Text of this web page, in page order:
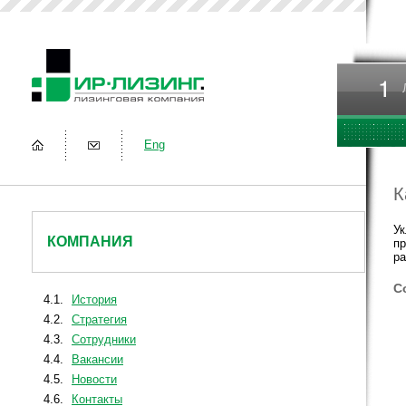
Eng
КОМПАНИЯ
4.1.
История
4.2.
Стратегия
4.3.
Сотрудники
4.4.
Вакансии
4.5.
Новости
4.6.
Контакты